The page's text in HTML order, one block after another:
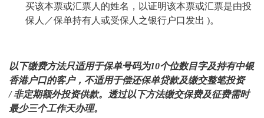
买该本票或汇票人的姓名，以证明该本票或汇票是由投
保人／保单持有人或受保人之银行户口发出 )。
以下缴费方法只适用于保单号码为10个位数目字及持有中银
香港户口的客户，不适用于偿还保单贷款及缴交整笔投资
/非定期额外投资供款。透过以下方法缴交保费及征费需时
最少三个工作天办理。